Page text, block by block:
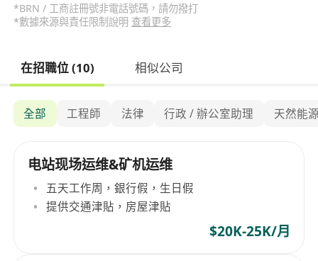
*BRN / 工商註冊號非電話號碼，請勿撥打
*數據來源與責任限制說明 查看更多
在招職位 (10) 相似公司
全部 工程師 法律 行政 / 辦公室助理 天然能
电站现场运维&矿机运维
五天工作周，銀行假，生日假
提供交通津貼，房屋津貼
$20K-25K/月